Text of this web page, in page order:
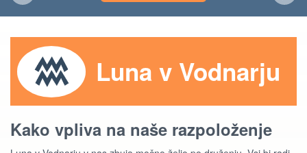
Luna v Vodnarju
Kako vpliva na naše razpoloženje